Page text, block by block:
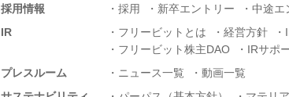
採用情報
採用 新卒エントリー 中途エ
IR
フリービットとは 経営方針
フリービット株主DAO
IRサポ
プレスルーム
ニュース一覧
動画一覧